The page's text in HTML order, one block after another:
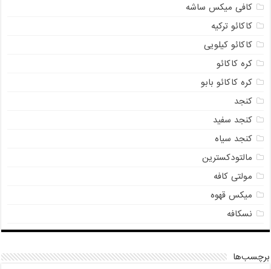
کافی میکس ساشه
کاکائو ترکیه
کاکائو کیلویی
کره کاکائو
کره کاکائو بابو
کنجد
کنجد سفید
کنجد سیاه
مالتودکسترین
مولتی کافه
میکس قهوه
نسکافه
برچسب‌ها